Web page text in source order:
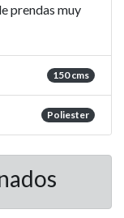
prendas muy
150 cms
Poliester